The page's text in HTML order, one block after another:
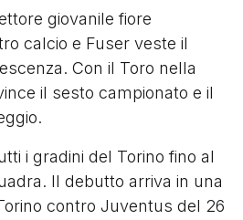
giovanile fiore
calcio e Fuser veste il
Con il Toro nella
il sesto campionato e il
i gradini del Torino fino al
Il debutto arriva in una
contro Juventus del 26